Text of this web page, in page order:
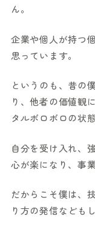
ん。
企業や個人が持つ
思っています。
というのも、昔の
り、他者の価値観
タルボロボロの状
自分を受け入れ、
心が楽になり、事
だからこそ僕は、
り方の発信なども